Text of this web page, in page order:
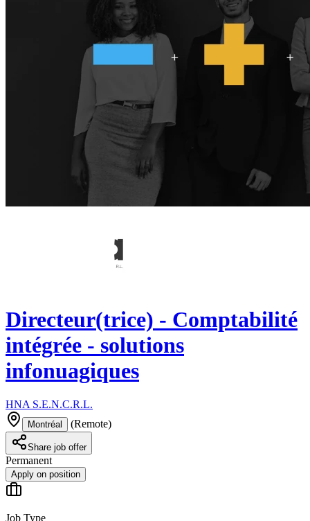
Directeur(trice) - Comptabilité
intégrée - solutions
infonuagiques
HNA S.E.N.C.R.L.
Montréal (Remote)
Share job offer
Permanent
Apply on position
Job Type